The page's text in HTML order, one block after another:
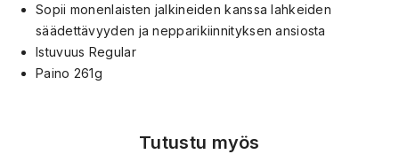
Sopii monenlaisten jalkineiden kanssa lahkeiden
säädettävyyden ja nepparikiinnityksen ansiosta
Istuvuus Regular
Paino 261g
Tutustu myös